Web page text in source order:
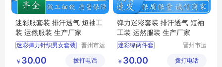
迷彩服套装 排汗透气 短袖工
装 运然服装 生产厂家
迷彩弹力针织男女套装
迷彩工作服男套装
晋州市运
工厂
￥ 30.00 拨打电话
弹力迷彩套装 排汗透气 短袖
工装 运然服装 生产厂家
迷彩绿两件套
迷彩工作服男套装
晋州市运
工厂
￥ 30.00 拨打电话